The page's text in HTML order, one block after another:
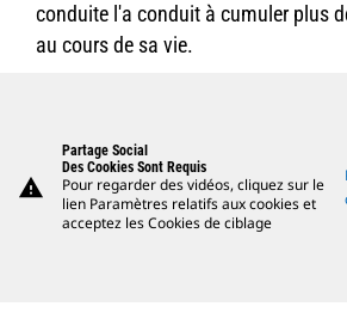
conduite l'a conduit à cumuler plus
au cours de sa vie.
warning
Partage Social
Des Cookies Sont Requis
Pour regarder des vidéos, cliquez sur le
lien Paramètres relatifs aux cookies et
acceptez les Cookies de ciblage